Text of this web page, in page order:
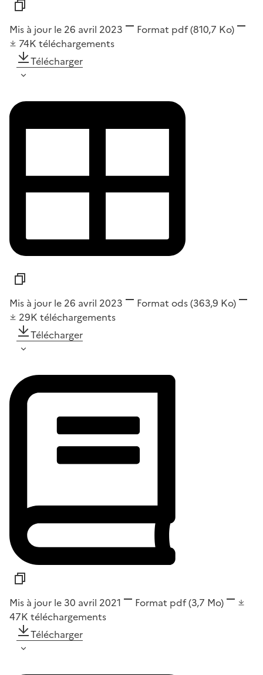
Mis à jour le 26 avril 2023 Format pdf(810,7 Ko)
74K téléchargements
Télécharger
Mis à jour le 26 avril 2023 Format ods(363,9 Ko)
29K téléchargements
Télécharger
Mis à jour le 30 avril 2021 Format pdf(3,7 Mo)
47K téléchargements
Télécharger